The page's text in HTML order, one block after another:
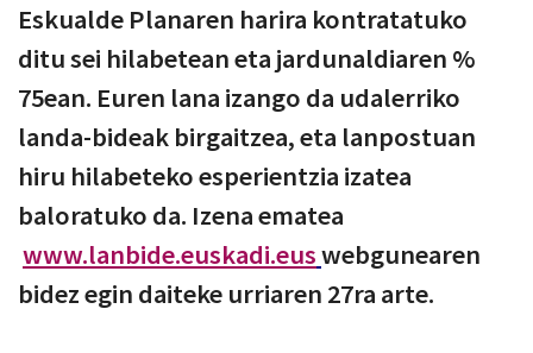
Eskualde Planaren harira kontratatuko
ditu sei hilabetean eta jardunaldiaren %
75ean. Euren lana izango da udalerriko
landa-bideak birgaitzea, eta lanpostuan
hiru hilabeteko esperientzia izatea
baloratuko da. Izena ematea
www.lanbide.euskadi.euswebgunearen
bidez egin daiteke urriaren 27ra arte.